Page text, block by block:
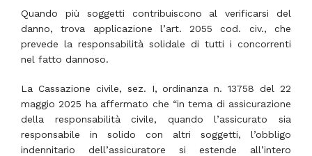
Quando più soggetti contribuiscono al verificarsi del
danno, trova applicazione l’art. 2055 cod. civ., che
prevede la responsabilità solidale di tutti i concorrenti
nel fatto dannoso.
La Cassazione civile, sez. I, ordinanza n. 13758 del 22
maggio 2025 ha affermato che “in tema di assicurazione
della responsabilità civile, quando l’assicurato sia
responsabile in solido con altri soggetti, l’obbligo
indennitario dell’assicuratore si estende all’intero